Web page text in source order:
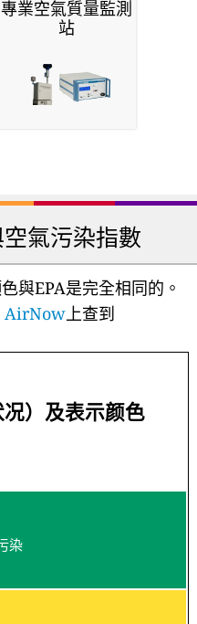
專業空氣質量監測
站
氣污染指數
與EPA是完全相同的。
AirNow上查到
）及表示颜色
染